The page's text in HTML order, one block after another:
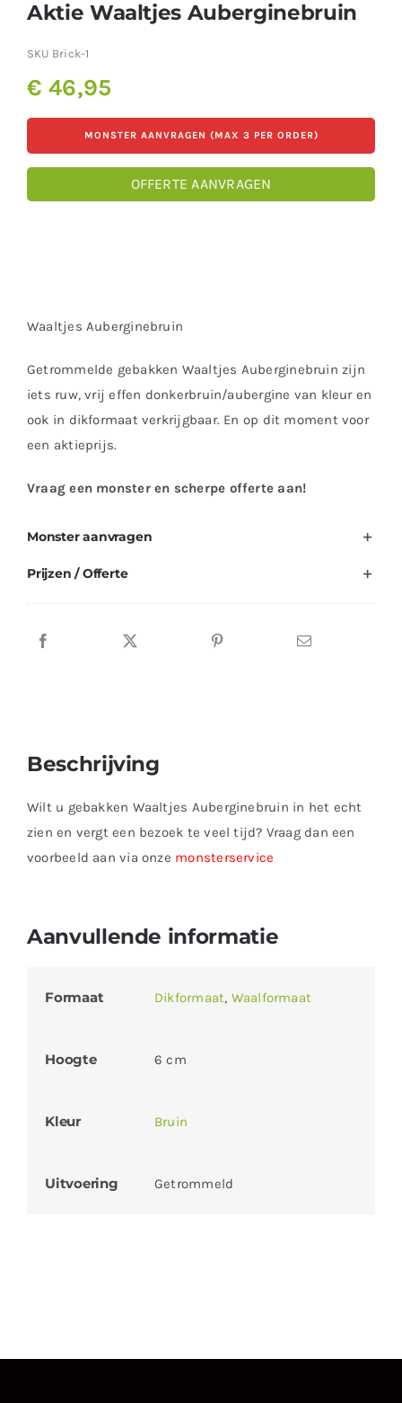
Aktie Waaltjes Auberginebruin
SKU Brick-1
€ 46,95
MONSTER AANVRAGEN (MAX 3 PER ORDER)
OFFERTE AANVRAGEN
Waaltjes Auberginebruin
Getrommelde gebakken Waaltjes Auberginebruin zijn
iets ruw, vrij effen donkerbruin/aubergine van kleur en
ook in dikformaat verkrijgbaar. En op dit moment voor
een aktieprijs.
Vraag een monster en scherpe offerte aan!
Monster aanvragen
Prijzen / Offerte
Beschrijving
Wilt u gebakken Waaltjes Auberginebruin in het echt
zien en vergt een bezoek te veel tijd? Vraag dan een
voorbeeld aan via onze monsterservice
Aanvullende informatie
Formaat Dikformaat, Waalformaat
Hoogte 6 cm
Kleur Bruin
Uitvoering Getrommeld